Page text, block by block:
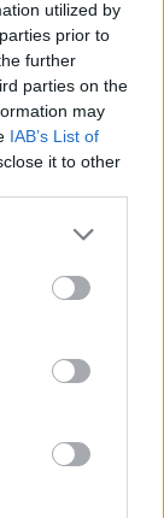
utilized by
prior to
further
parties on the
may
IAB’s List of
it to other